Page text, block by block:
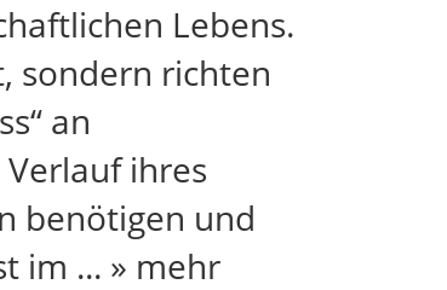
Lebens.
sondern richten
an
ihres
benötigen und
im ... » mehr